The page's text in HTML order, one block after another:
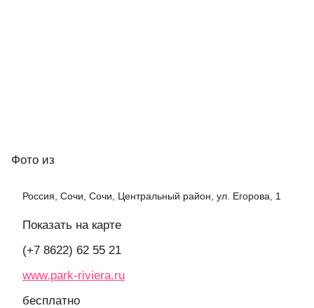
Фото из
Россия, Сочи, Сочи, Центральный район, ул. Егорова, 1
Показать на карте
(+7 8622) 62 55 21
www.park-riviera.ru
бесплатно